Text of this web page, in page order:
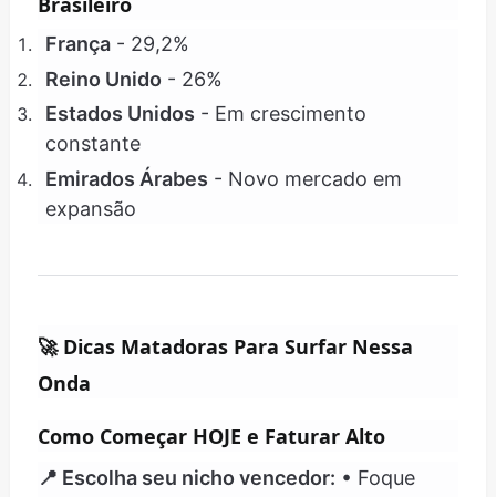
França- 29,2%
Reino Unido - 26%
Estados Unidos - Em crescimento
constante
Emirados Árabes - Novo mercado em
expansão
🚀 Dicas Matadoras Para Surfar Nessa
Onda
Como Começar HOJE e Faturar Alto
📍 Escolha seu nicho vencedor: • Foque